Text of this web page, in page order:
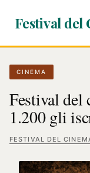
Festival del
CINEMA
Festival del
1.200 gli
FESTIVAL DEL